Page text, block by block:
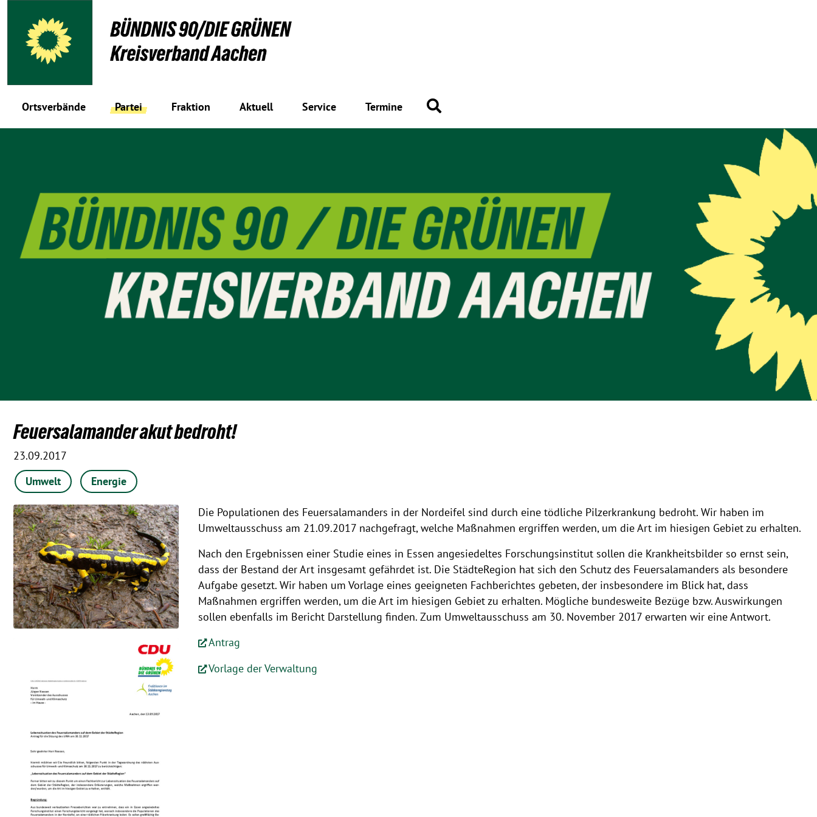
Ortsverbände Partei Fraktion Aktuell Service Termine
Feuersalamander akut bedroht!
23.09.2017
Umwelt
Energie
Die Populationen des Feuersalamanders in der Nordeifel sind durch eine tödliche Pilzerkrankung bedroht. Wir haben im
Umweltausschuss am 21.09.2017 nachgefragt, welche Maßnahmen ergriffen werden, um die Art im hiesigen Gebiet zu erhalten.
Nach den Ergebnissen einer Studie eines in Essen angesiedeltes Forschungsinstitut sollen die Krankheitsbilder so ernst sein,
dass der Bestand der Art insgesamt gefährdet ist. Die StädteRegion hat sich den Schutz des Feuersalamanders als besondere
Aufgabe gesetzt. Wir haben um Vorlage eines geeigneten Fachberichtes gebeten, der insbesondere im Blick hat, dass
Maßnahmen ergriffen werden, um die Art im hiesigen Gebiet zu erhalten. Mögliche bundesweite Bezüge bzw. Auswirkungen
sollen ebenfalls im Bericht Darstellung finden. Zum Umweltausschuss am 30. November 2017 erwarten wir eine Antwort.
Antrag
Vorlage der Verwaltung